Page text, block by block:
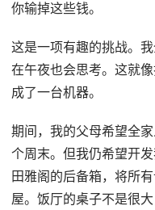
你输掉这些钱。
这是一项有趣的挑战。
在午夜也会思考。这就
成了一台机器。
期间，我的父母希望全
个周末。但我仍希望开
田雅阁的后备箱，将所
屋。饭厅的桌子不是很